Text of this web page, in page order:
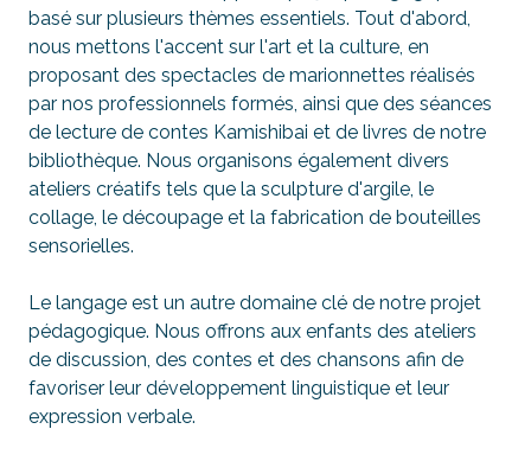
basé sur plusieurs thèmes essentiels. Tout d'abord,
nous mettons l'accent sur l'art et la culture, en
proposant des spectacles de marionnettes réalisés
par nos professionnels formés, ainsi que des séances
de lecture de contes Kamishibai et de livres de notre
bibliothèque. Nous organisons également divers
ateliers créatifs tels que la sculpture d'argile, le
collage, le découpage et la fabrication de bouteilles
sensorielles.
Le langage est un autre domaine clé de notre projet
pédagogique. Nous offrons aux enfants des ateliers
de discussion, des contes et des chansons afin de
favoriser leur développement linguistique et leur
expression verbale.